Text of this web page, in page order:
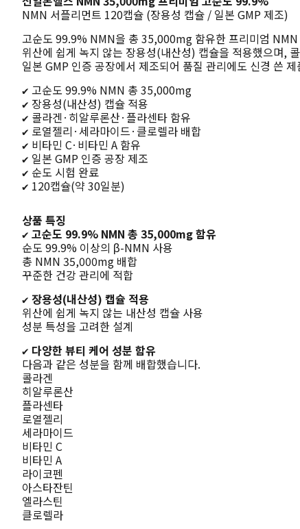
NMN 서플리먼트 120캡슐 (장용성 캡슐 / 일본 GMP 제조)
고순도 99.9% NMN을 총 35,000mg 함유한 프리미엄 NMN
위산에 쉽게 녹지 않는 장용성(내산성) 캡슐을 적용했으며,
일본 GMP 인증 공장에서 제조되어 품질 관리에도 신경 쓴 제
✔ 고순도 99.9% NMN 총 35,000mg
✔ 장용성(내산성) 캡슐 적용
✔ 콜라겐·히알루론산·플라센타 함유
✔ 로열젤리·세라마이드·클로렐라 배합
✔ 비타민 C·비타민 A 함유
✔ 일본 GMP 인증 공장 제조
✔ 순도 시험 완료
✔ 120캡슐(약 30일분)
상품 특징
✔ 고순도 99.9% NMN 총 35,000mg 함유
순도 99.9% 이상의 β-NMN 사용
총 NMN 35,000mg 배합
꾸준한 건강 관리에 적합
✔ 장용성(내산성) 캡슐 적용
위산에 쉽게 녹지 않는 내산성 캡슐 사용
성분 특성을 고려한 설계
✔ 다양한 뷰티 케어 성분 함유
다음과 같은 성분을 함께 배합했습니다.
콜라겐
히알루론산
플라센타
로열젤리
세라마이드
비타민 C
비타민 A
라이코펜
아스타잔틴
엘라스틴
클로렐라